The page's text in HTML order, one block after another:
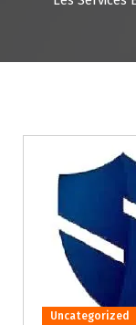
Uncategorized